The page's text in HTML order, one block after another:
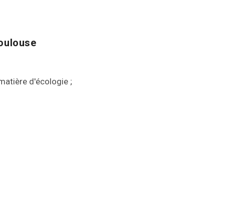
d'écologie ;